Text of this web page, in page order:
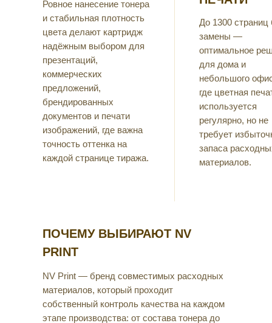
Ровное нанесение тонера
и стабильная плотность
цвета делают картридж
надёжным выбором для
презентаций,
коммерческих
предложений,
брендированных
документов и печати
изображений, где важна
точность оттенка на
каждой странице тиража.
До 1300 страниц
замены —
оптимальное
для дома и
небольшого
где цветная
используется
регулярно, но не
требует
запаса
материалов.
ПОЧЕМУ ВЫБИРАЮТ NV
PRINT
NV Print — бренд совместимых расходных
материалов, который проходит
собственный контроль качества на каждом
этапе производства: от состава тонера до